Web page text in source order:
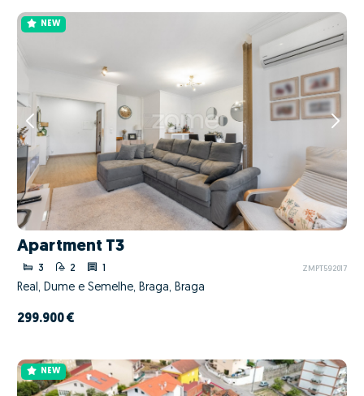
NEW
Apartment T3
3 2 1 ZMPT592017
Real, Dume e Semelhe, Braga, Braga
299.900 €
NEW